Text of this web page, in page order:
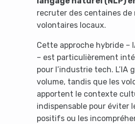
recruter des centaines de
volontaires locaux.
Cette approche hybride –
– est particulièrement
pour l’industrie tech. L’IA
volume, tandis que les
apportent le contexte
indispensable pour éviter
positifs ou les